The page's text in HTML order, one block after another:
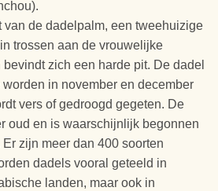
van de dadelpalm, een tweehuizige
trossen aan de vrouwelijke
zich een harde pit. De dadel
in november en december
vers of gedroogd gegeten. De
oud en is waarschijnlijk begonnen
zijn meer dan 400 soorten
dadels vooral geteeld in
landen, maar ook in